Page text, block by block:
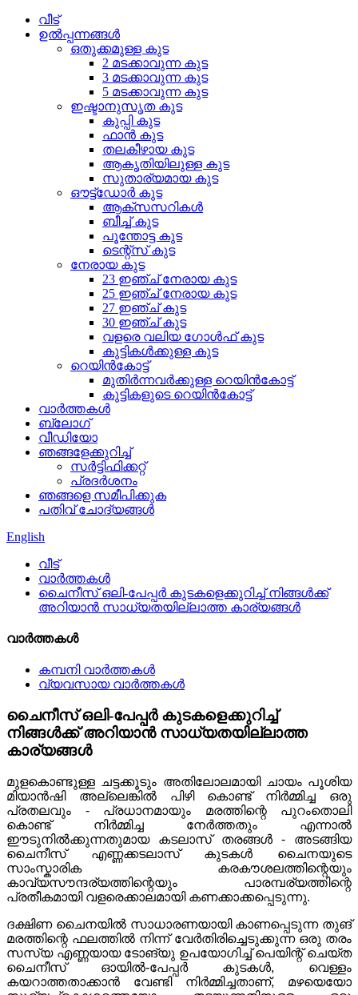
വീട്
ഉൽപ്പന്നങ്ങൾ
ഒതുക്കമുള്ള കുട
2 മടക്കാവുന്ന കുട
3 മടക്കാവുന്ന കുട
5 മടക്കാവുന്ന കുട
ഇഷ്ടാനുസൃത കുട
കുപ്പി കുട
ഫാൻ കുട
തലകീഴായ കുട
ആകൃതിയിലുള്ള കുട
സുതാര്യമായ കുട
ഔട്ട്ഡോർ കുട
ആക്‌സസറികൾ
ബീച്ച് കുട
പൂന്തോട്ട കുട
ടെന്റ്സ് കുട
നേരായ കുട
23 ഇഞ്ച് നേരായ കുട
25 ഇഞ്ച് നേരായ കുട
27 ഇഞ്ച് കുട
30 ഇഞ്ച് കുട
വളരെ വലിയ ഗോൾഫ് കുട
കുട്ടികൾക്കുള്ള കുട
റെയിൻകോട്ട്
മുതിർന്നവർക്കുള്ള റെയിൻകോട്ട്
കുട്ടികളുടെ റെയിൻകോട്ട്
വാർത്തകൾ
ബ്ലോഗ്
വീഡിയോ
ഞങ്ങളേക്കുറിച്ച്
സർട്ടിഫിക്കറ്റ്
പ്രദർശനം
ഞങ്ങളെ സമീപിക്കുക
പതിവ് ചോദ്യങ്ങൾ
English
വീട്
വാർത്തകൾ
ചൈനീസ് ഒലി-പേപ്പർ കുടകളെക്കുറിച്ച് നിങ്ങൾക്ക്
അറിയാൻ സാധ്യതയില്ലാത്ത കാര്യങ്ങൾ
വാർത്തകൾ
കമ്പനി വാർത്തകൾ
വ്യവസായ വാർത്തകൾ
ചൈനീസ് ഒലി-പേപ്പർ കുടകളെക്കുറിച്ച്
നിങ്ങൾക്ക് അറിയാൻ സാധ്യതയില്ലാത്ത
കാര്യങ്ങൾ
മുളകൊണ്ടുള്ള ചട്ടക്കൂടും അതിലോലമായി ചായം പൂശിയ
മിയാൻഷി അല്ലെങ്കിൽ പിഴി കൊണ്ട് നിർമ്മിച്ച ഒരു
പ്രതലവും - പ്രധാനമായും മരത്തിന്റെ പുറംതൊലി
കൊണ്ട് നിർമ്മിച്ച നേർത്തതും എന്നാൽ
ഈടുനിൽക്കുന്നതുമായ കടലാസ് തരങ്ങൾ - അടങ്ങിയ
ചൈനീസ് എണ്ണക്കടലാസ് കുടകൾ ചൈനയുടെ
സാംസ്കാരിക കരകൗശലത്തിന്റെയും
കാവ്യസൗന്ദര്യത്തിന്റെയും പാരമ്പര്യത്തിന്റെ
പ്രതീകമായി വളരെക്കാലമായി കണക്കാക്കപ്പെടുന്നു.
ദക്ഷിണ ചൈനയിൽ സാധാരണയായി കാണപ്പെടുന്ന തുങ്
മരത്തിന്റെ ഫലത്തിൽ നിന്ന് വേർതിരിച്ചെടുക്കുന്ന ഒരു തരം
സസ്യ എണ്ണയായ ടോങ്‌യു ഉപയോഗിച്ച് പെയിന്റ് ചെയ്ത
ചൈനീസ് ഓയിൽ-പേപ്പർ കുടകൾ, വെള്ളം
കയറാത്തതാക്കാൻ വേണ്ടി നിർമ്മിച്ചതാണ്, മഴയെയോ